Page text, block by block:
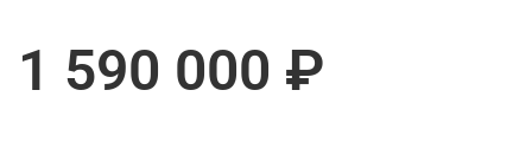
1 590 000 ₽